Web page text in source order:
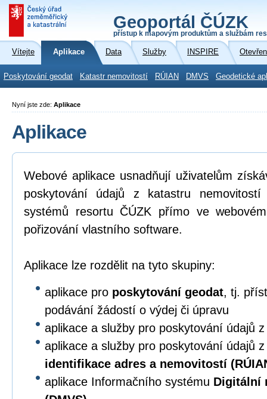
Geoportál ČÚZK
přístup k mapovým produktům a službám
Vítejte Aplikace Data Služby INSPIRE
Poskytování geodat Katastr nemovitostí RÚIAN DMVS Geodetické
Nyní jste zde: Aplikace
Aplikace
Webové aplikace usnadňují uživatelům
poskytování údajů z katastru
systémů resortu ČÚZK přímo ve
pořizování vlastního software.
Aplikace lze rozdělit na tyto skupiny:
aplikace pro poskytování geodat, tj.
podávání žádostí o výdej či úpravu
aplikace a služby pro poskytování údajů
aplikace a služby pro poskytování údajů
identifikace adres a nemovitostí
aplikace Informačního systému Digitální